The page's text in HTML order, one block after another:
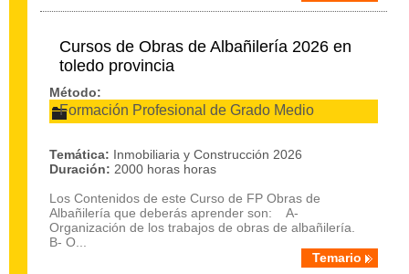
Cursos de Obras de Albañilería 2026 en
toledo provincia
Método:
Formación Profesional de Grado Medio
Temática: Inmobiliaria y Construcción 2026
Duración: 2000 horas horas
Los Contenidos de este Curso de FP Obras de
Albañilería que deberás aprender son: A-
Organización de los trabajos de obras de albañilería.
B- O...
Temario